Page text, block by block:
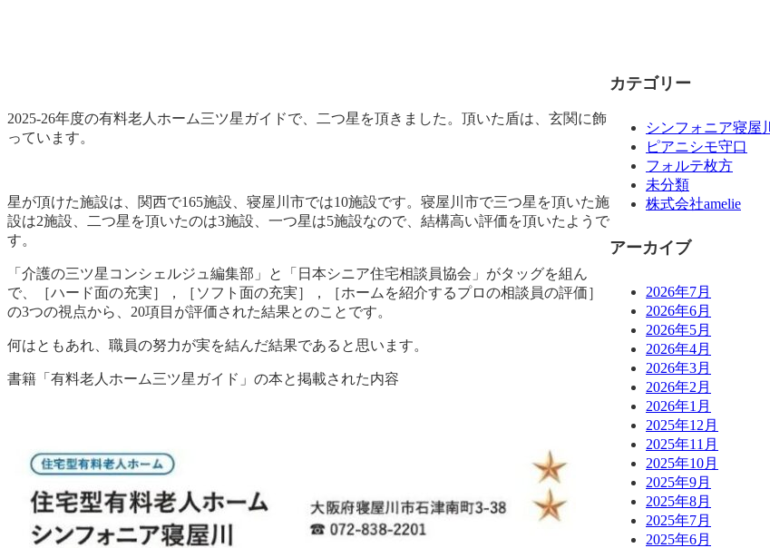
2025-26年度の有料老人ホーム三ツ星ガイドで、二つ星を頂きました。頂いた盾は、玄関に飾
っています。
星が頂けた施設は、関西で165施設、寝屋川市では10施設です。寝屋川市で三つ星を頂いた施
設は2施設、二つ星を頂いたのは3施設、一つ星は5施設なので、結構高い評価を頂いたようで
す。
「介護の三ツ星コンシェルジュ編集部」と「日本シニア住宅相談員協会」がタッグを組ん
で、［ハード面の充実］，［ソフト面の充実］，［ホームを紹介するプロの相談員の評価］
の3つの視点から、20項目が評価された結果とのことです。
何はともあれ、職員の努力が実を結んだ結果であると思います。
書籍「有料老人ホーム三ツ星ガイド」の本と掲載された内容
カテゴリー
シンフォニア寝屋川
ピアニシモ守口
フォルテ枚方
未分類
株式会社amelie
アーカイブ
2026年7月
2026年6月
2026年5月
2026年4月
2026年3月
2026年2月
2026年1月
2025年12月
2025年11月
2025年10月
2025年9月
2025年8月
2025年7月
2025年6月